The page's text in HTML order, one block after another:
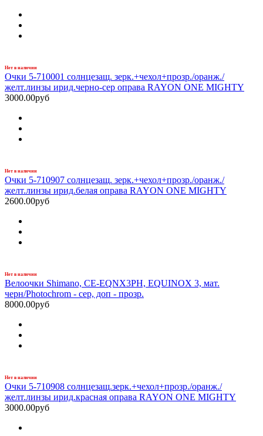
Нет в наличии
Очки 5-710001 солнцезащ. зерк.+чехол+прозр./оранж./
желт.линзы ирид.черно-сер оправа RAYON ONE MIGHTY
3000.00руб
Нет в наличии
Очки 5-710907 солнцезащ. зерк.+чехол+прозр./оранж./
желт.линзы ирид.белая оправа RAYON ONE MIGHTY
2600.00руб
Нет в наличии
Велоочки Shimano, CE-EQNX3PH, EQUINOX 3, мат.
черн/Photochrom - сер, доп - прозр.
8000.00руб
Нет в наличии
Очки 5-710908 солнцезащ.зерк.+чехол+прозр./оранж./
желт.линзы ирид.красная оправа RAYON ONE MIGHTY
3000.00руб